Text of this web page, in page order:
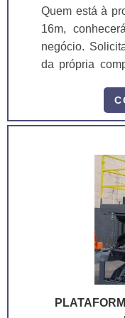
mercado,
plataformas
plataformas
com ótima
satisfação a
entende
só é possível
experientes. A
diferença no
qualidade,
parceiros de
Quem está à
16m,
negócio.
da própria
PLATAFORMA
pesquisa na
os
clientes
trabalho e
trabalho,
mercado para cada
de plataforma
empresa, a
e serviços
pequenos